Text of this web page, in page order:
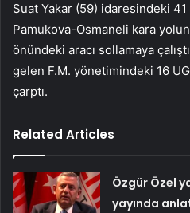
Suat Yakar (59) idaresindeki
Pamukova-Osmaneli kara
önündeki aracı sollamaya
gelen F.M. yönetimindeki 16
çarptı.
Related Articles
Özgür Özel
yayında